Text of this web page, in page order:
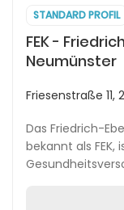
STANDARD PROFIL
FEK -
Neumünster
Friesenstraße
Das Friedrich-
bekannt als
Krankenhaus